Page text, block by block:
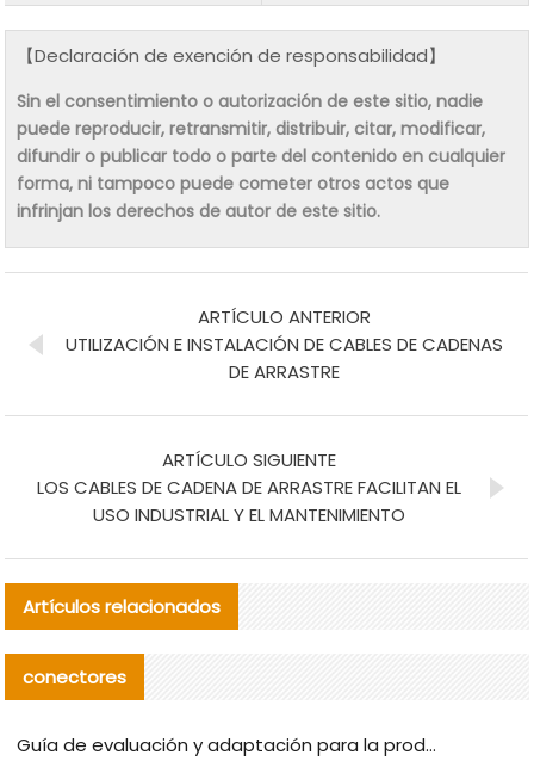
【Declaración de exención de responsabilidad】
Sin el consentimiento o autorización de este sitio, nadie
puede reproducir, retransmitir, distribuir, citar, modificar,
difundir o publicar todo o parte del contenido en cualquier
forma, ni tampoco puede cometer otros actos que
infrinjan los derechos de autor de este sitio.
ARTÍCULO ANTERIOR
UTILIZACIÓN E INSTALACIÓN DE CABLES DE CADENAS
DE ARRASTRE
ARTÍCULO SIGUIENTE
LOS CABLES DE CADENA DE ARRASTRE FACILITAN EL
USO INDUSTRIAL Y EL MANTENIMIENTO
Artículos relacionados
conectores
Guía de evaluación y adaptación para la producción en serie de componentes de cables nacionales para CNC Tech